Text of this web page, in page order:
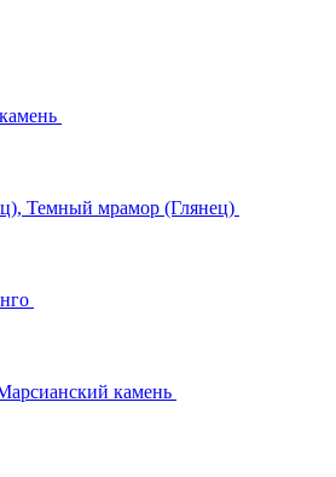
Темный мрамор (Глянец)
камень